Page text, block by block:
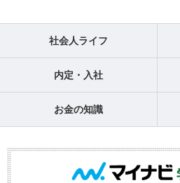
社会人ライフ
内定・入社
お金の知識